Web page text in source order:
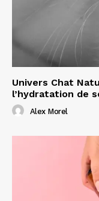
Univers Chat
l’hydratation de
Alex Morel